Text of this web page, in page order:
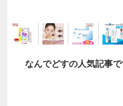
なんでどすの人気記事で